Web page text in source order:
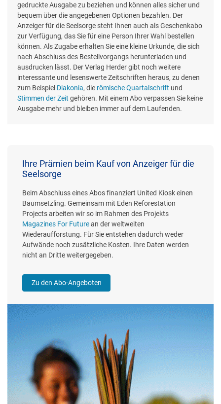
gedruckte Ausgabe zu beziehen und können alles sicher und
bequem über die angegebenen Optionen bezahlen. Der
Anzeiger für die Seelsorge steht Ihnen auch als Geschenkabo
zur Verfügung, das Sie für eine Person Ihrer Wahl bestellen
können. Als Zugabe erhalten Sie eine kleine Urkunde, die sich
nach Abschluss des Bestellvorgangs herunterladen und
ausdrucken lässt. Der Verlag Herder gibt noch weitere
interessante und lesenswerte Zeitschriften heraus, zu denen
zum Beispiel Diakonia, die römische Quartalschrift und
Stimmen der Zeit gehören. Mit einem Abo verpassen Sie keine
Ausgabe mehr und bleiben immer auf dem Laufenden.
Ihre Prämien beim Kauf von Anzeiger für die
Seelsorge
Beim Abschluss eines Abos finanziert United Kiosk einen
Baumsetzling. Gemeinsam mit Eden Reforestation
Projects arbeiten wir so im Rahmen des Projekts
Magazines For Futurean der weltweiten
Wiederaufforstung. Für Sie entstehen dadurch weder
Aufwände noch zusätzliche Kosten. Ihre Daten werden
nicht an Dritte weitergegeben.
Zu den Abo-Angeboten